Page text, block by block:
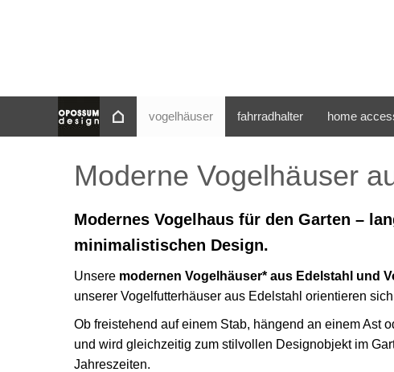
vogelhäuser fahrradhalter home
Moderne Vogelhäuser
Modernes Vogelhaus für den Garten –
minimalistischen Design.
Unsere modernen Vogelhäuser* aus Edelstahl und
unserer Vogelfutterhäuser aus Edelstahl orientieren
Ob freistehend auf einem Stab, hängend an einem Ast
und wird gleichzeitig zum stilvollen Designobjekt im
Jahreszeiten.